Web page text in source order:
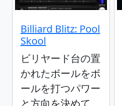
Billiard Blitz: Pool
Skool
ビリヤード台の置
かれたボールをボ
ールを打つパワー